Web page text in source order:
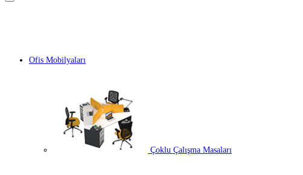
Ofis Mobilyaları
Çoklu Çalışma Masaları